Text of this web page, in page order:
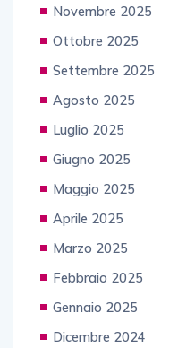
Novembre 2025
Ottobre 2025
Settembre 2025
Agosto 2025
Luglio 2025
Giugno 2025
Maggio 2025
Aprile 2025
Marzo 2025
Febbraio 2025
Gennaio 2025
Dicembre 2024